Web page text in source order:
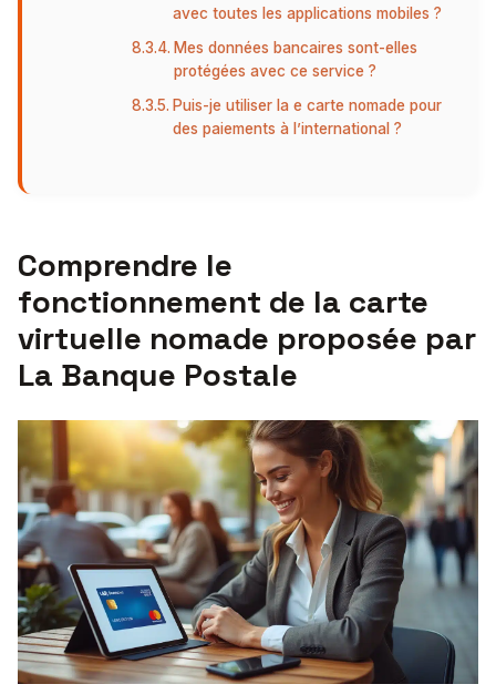
avec toutes les applications mobiles ?
Mes données bancaires sont-elles
protégées avec ce service ?
Puis-je utiliser la e carte nomade pour
des paiements à l’international ?
Comprendre le
fonctionnement de la carte
virtuelle nomade proposée par
La Banque Postale